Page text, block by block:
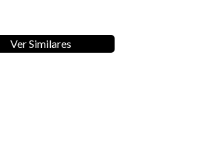
Ver Similares